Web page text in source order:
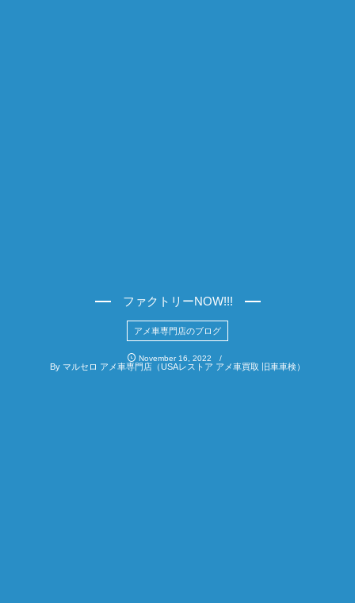
ファクトリーNOW!!!
アメ車専門店のブログ
November 16 2022
By マルセロ アメ車専門店（USAレストア アメ車買取 旧車車検）